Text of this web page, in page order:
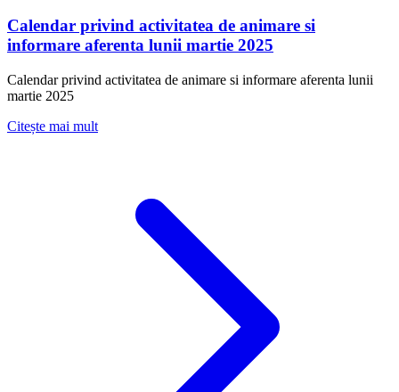
Calendar privind activitatea de animare si
informare aferenta lunii martie 2025
Calendar privind activitatea de animare si informare aferenta lunii
martie 2025
Citește mai mult